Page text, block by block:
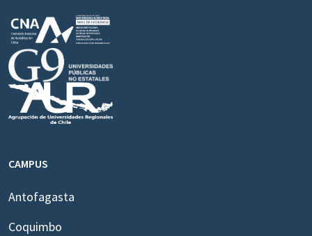
CAMPUS
Antofagasta
Coquimbo